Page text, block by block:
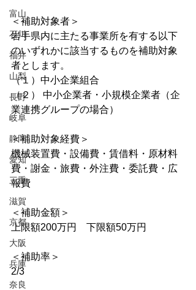
富山
石川
福井
山梨
長野
岐阜
静岡
愛知
三重
滋賀
京都
大阪
兵庫
奈良
＜補助対象者＞
岩手県内に主たる事業所を有する以下
のいずれかに該当するものを補助対象
者とします。
（１）中小企業組合
（２） 中小企業者・小規模企業者（企
業連携グループの場合）
＜補助対象経費＞
機械装置費・設備費・賃借料・原材料
費・謝金・旅費・外注費・委託費・広
報費
＜補助金額＞
上限額200万円　下限額50万円
＜補助率＞
2/3